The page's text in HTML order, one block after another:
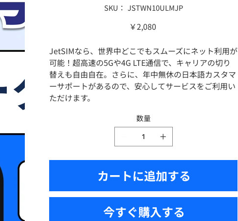
SKU：
SKU：
JSTWN10ULMJP
JSTWN10ULMJP
価
格
￥2,080
JetSIMなら、世界中どこでもスムーズにネット利用が
可能！超高速の5Gや4G LTE通信で、キャリアの切り
替えも自由自在。さらに、年中無休の日本語カスタマ
ーサポートがあるので、安心してサービスをご利用い
ただけます。
数量
カートに追加する
今すぐ購入する